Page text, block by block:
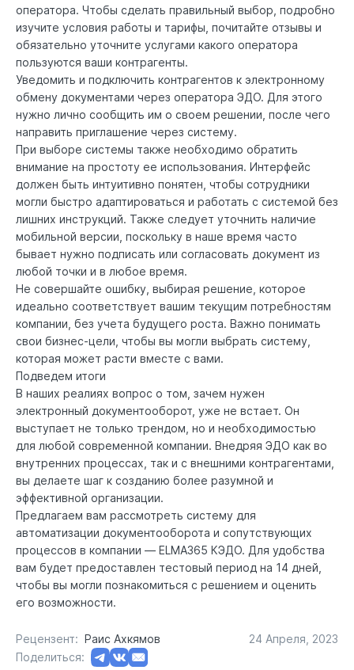
оператора. Чтобы сделать правильный выбор, подробно
изучите условия работы и тарифы, почитайте отзывы и
обязательно уточните услугами какого оператора
пользуются ваши контрагенты.
Уведомить и подключить контрагентов к электронному
обмену документами через оператора ЭДО. Для этого
нужно лично сообщить им о своем решении, после чего
направить приглашение через систему.
При выборе системы также необходимо обратить
внимание на простоту ее использования. Интерфейс
должен быть интуитивно понятен, чтобы сотрудники
могли быстро адаптироваться и работать с системой без
лишних инструкций. Также следует уточнить наличие
мобильной версии, поскольку в наше время часто
бывает нужно подписать или согласовать документ из
любой точки и в любое время.
Не совершайте ошибку, выбирая решение, которое
идеально соответствует вашим текущим потребностям
компании, без учета будущего роста. Важно понимать
свои бизнес-цели, чтобы вы могли выбрать систему,
которая может расти вместе с вами.
Подведем итоги
В наших реалиях вопрос о том, зачем нужен
электронный документооборот, уже не встает. Он
выступает не только трендом, но и необходимостью
для любой современной компании. Внедряя ЭДО как во
внутренних процессах, так и с внешними контрагентами,
вы делаете шаг к созданию более разумной и
эффективной организации.
Предлагаем вам рассмотреть систему для
автоматизации документооборота и сопутствующих
процессов в компании — ELMA365 КЭДО. Для удобства
вам будет предоставлен тестовый период на 14 дней,
чтобы вы могли познакомиться с решением и оценить
его возможности.
Рецензент: Раис Ахкямов
24 Апреля, 2023
Поделиться: